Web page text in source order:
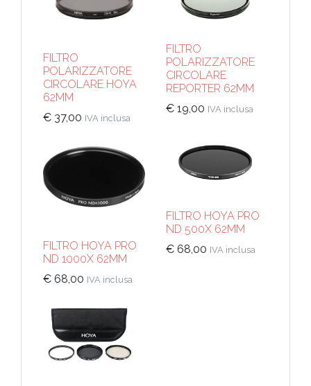
FILTRO
POLARIZZATORE
CIRCOLARE HOYA
62MM
€ 37,00 IVA inclusa
FILTRO
POLARIZZATORE
CIRCOLARE
REPORTER 62MM
€ 19,00 IVA inclusa
FILTRO HOYA PRO
ND 1000X 62MM
€ 68,00 IVA inclusa
FILTRO HOYA PRO
ND 500X 62MM
€ 68,00 IVA inclusa